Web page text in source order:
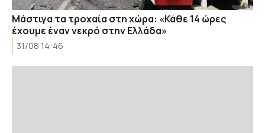
Μάστιγα τα τροχαία στη χώρα: «Κάθε 14 ώρες
έχουμε έναν νεκρό στην Ελλάδα»
31/08 14:46